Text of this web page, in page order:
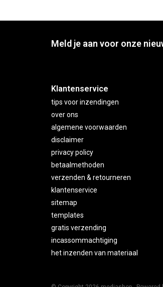
Meld je aan voor onze
Klantenservice
tips voor inzendingen
over ons
algemene voorwaarden
disclaimer
privacy policy
betaalmethoden
verzenden & retourneren
klantenservice
sitemap
templates
gratis verzending
incassommachtiging
het inzenden van materiaal